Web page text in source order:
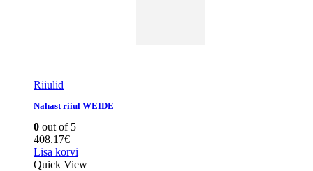
Riiulid
Nahast riiul WEIDE
0 out of 5
408.17€
Lisa korvi
Quick View